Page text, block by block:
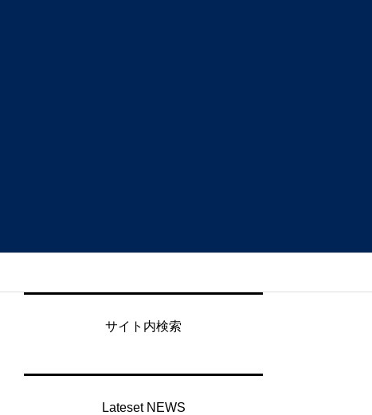
サイト内検索
Lateset NEWS